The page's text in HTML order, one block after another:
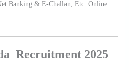
Banking & E-Challan, Etc. Online
Recruitment 2025